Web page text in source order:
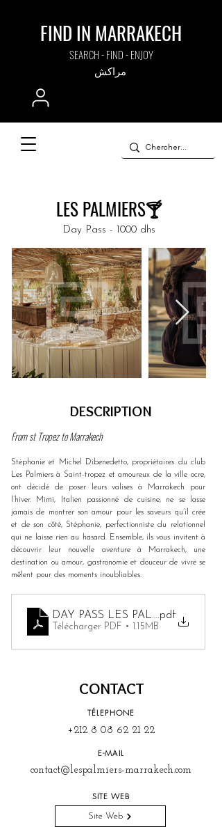
FIND IN MARRAKECH
SEARCH - FIND - ENJOY
مراكش
LES PALMIERS🍸
Day Pass - 1000 dhs
DESCRIPTION
From st Tropez to Marrakech
Stéphanie et Michel Dibenedetto, propriétaires du club
Les Palmiers à Saint-tropez et amoureux de la ville ocre,
ont décidé de poser leurs valises à Marrakech pour
l’hiver. Mimi, Italien passionné de cuisine, ne se lasse
jamais de montrer son amour pour les saveurs qu’il crée
et de son côté, Stéphanie, perfectionniste du relationnel
qui ne laisse rien au hasard. Ensemble, ils vous invitent à
découvrir leur nouvelle aventure à Marrakech, une
destination ou amour, gastronomie et douceur de vivre se
mêlent pour des moments inoubliables.
DAY PASS LES PALMIERS
.pdf
Télécharger PDF • 1.15MB
TÉLEPHONE
+212 8 08 62 21 22
E-MAIL
contact@lespalmiers-marrakech.com
SITE WEB
Site Web
CONTACT